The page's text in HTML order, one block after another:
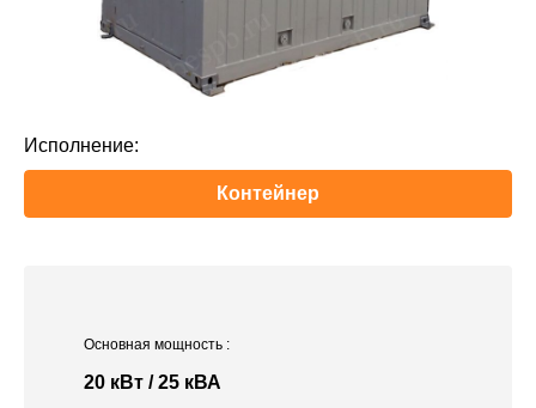
Исполнение:
Контейнер
Основная мощность :
20 кВт / 25 кВА